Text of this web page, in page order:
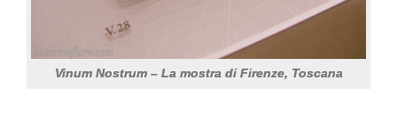
Vinum Nostrum – La mostra di Firenze, Toscana